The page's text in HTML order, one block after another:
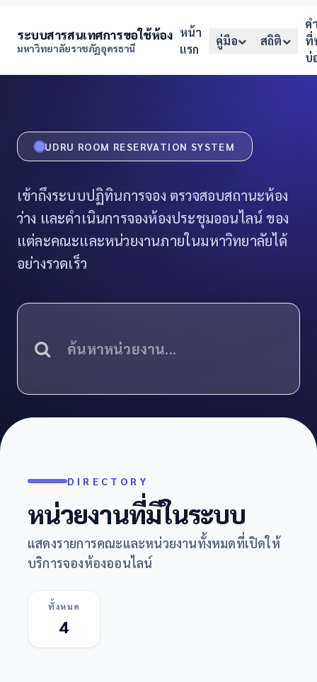
ระบบสารสนเทศการขอใช้ห้อง
มหาวิทยาลัยราชภัฏอุดรธานี
หน้า
แรก
คู่มือ สถิติ
ค
ที่
บ่
UDRU ROOM RESERVATION SYSTEM
เข้าถึงระบบปฏิทินการจอง ตรวจสอบสถานะห้อง
ว่าง และดำเนินการจองห้องประชุมออนไลน์ ของ
แต่ละคณะและหน่วยงานภายในมหาวิทยาลัยได้
อย่างรวดเร็ว
DIRECTORY
หน่วยงานที่มีในระบบ
แสดงรายการคณะและหน่วยงานทั้งหมดที่เปิดให้
บริการจองห้องออนไลน์
ทั้งหมด
4